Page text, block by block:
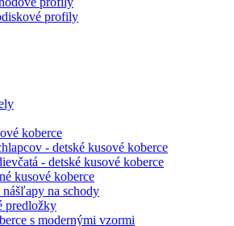
profily
koberce
- detské kusové koberce
- detské kusové koberce
kusové koberce
na schody
predložky
s modernými vzormi